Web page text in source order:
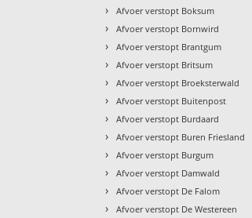
› Afvoer verstopt Boksum
› Afvoer verstopt Bornwird
› Afvoer verstopt Brantgum
› Afvoer verstopt Britsum
› Afvoer verstopt Broeksterwald
› Afvoer verstopt Buitenpost
› Afvoer verstopt Burdaard
› Afvoer verstopt Buren Friesland
› Afvoer verstopt Burgum
› Afvoer verstopt Damwald
› Afvoer verstopt De Falom
› Afvoer verstopt De Westereen